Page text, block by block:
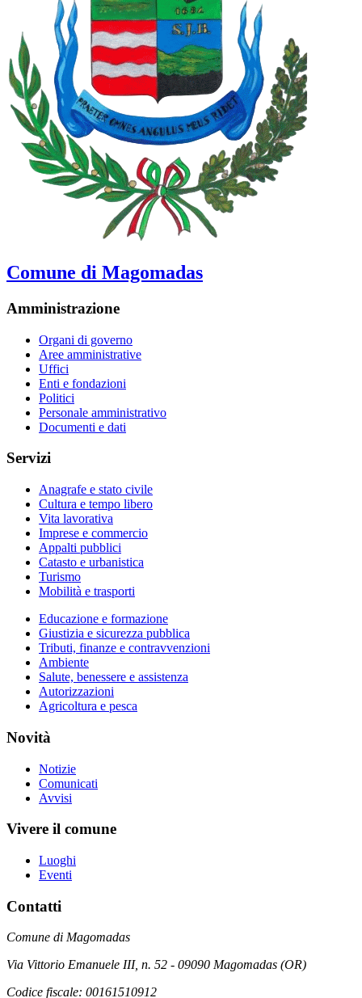
Comune di Magomadas
Amministrazione
Organi di governo
Aree amministrative
Uffici
Enti e fondazioni
Politici
Personale amministrativo
Documenti e dati
Servizi
Anagrafe e stato civile
Cultura e tempo libero
Vita lavorativa
Imprese e commercio
Appalti pubblici
Catasto e urbanistica
Turismo
Mobilità e trasporti
Educazione e formazione
Giustizia e sicurezza pubblica
Tributi, finanze e contravvenzioni
Ambiente
Salute, benessere e assistenza
Autorizzazioni
Agricoltura e pesca
Novità
Notizie
Comunicati
Avvisi
Vivere il comune
Luoghi
Eventi
Contatti
Comune di Magomadas
Via Vittorio Emanuele III, n. 52 - 09090 Magomadas (OR)
Codice fiscale: 00161510912